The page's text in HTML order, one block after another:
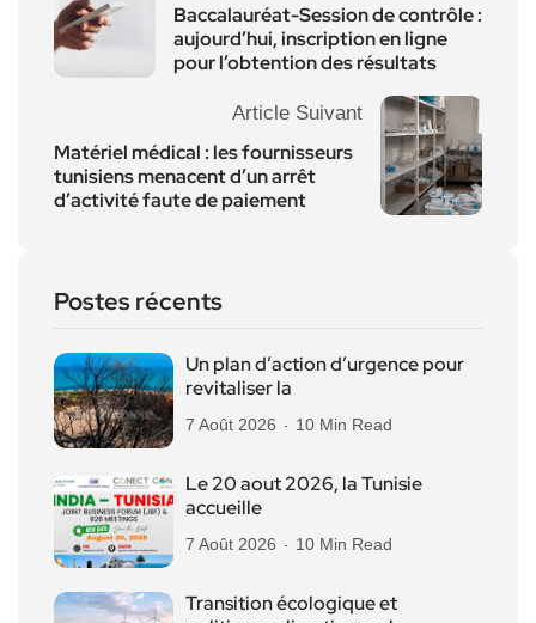
Baccalauréat-Session de contrôle :
aujourd’hui, inscription en ligne
pour l’obtention des résultats
Article Suivant
Matériel médical : les fournisseurs
tunisiens menacent d’un arrêt
d’activité faute de paiement
Postes récents
Un plan d’action d’urgence pour
revitaliser la
7 Août 2026 10 Min Read
Le 20 aout 2026, la Tunisie
accueille
7 Août 2026 10 Min Read
Transition écologique et